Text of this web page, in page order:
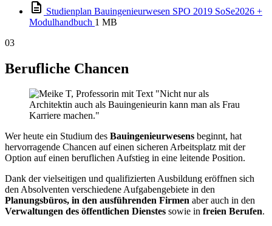
Studienplan Bauingenieurwesen SPO 2019 SoSe2026 +
Modulhandbuch 1 MB
03
Berufliche Chancen
Wer heute ein Studium des Bauingenieurwesens beginnt, hat
hervorragende Chancen auf einen sicheren Arbeitsplatz mit der
Option auf einen beruflichen Aufstieg in eine leitende Position.
Dank der vielseitigen und qualifizierten Ausbildung eröffnen sich
den Absolventen verschiedene Aufgabengebiete in den
Planungsbüros, in den ausführenden Firmen aber auch in den
Verwaltungen des öffentlichen Dienstes sowie in freien Berufen.